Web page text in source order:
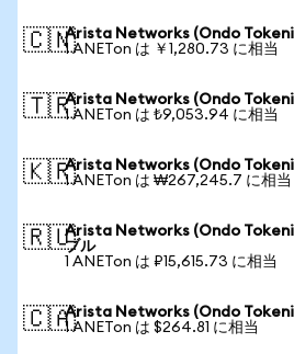
🇨🇳Arista Networks (Ondo
1 ANETon は ￥1,280.73 に相当
🇹🇷Arista Networks (Ondo
1 ANETon は ₺9,053.94 に相当
🇰🇷Arista Networks (Ondo
1 ANETon は ₩267,245.7 に相当
🇷🇺Arista Networks (Ondo
ブル
1 ANETon は ₽15,615.73 に相当
🇨🇦Arista Networks (Ondo
1 ANETon は $264.81 に相当